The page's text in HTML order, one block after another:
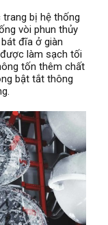
bị hệ thống
vòi phun thủy
đĩa ở giàn
làm sạch tối
tốn thêm chất
bật tắt thông